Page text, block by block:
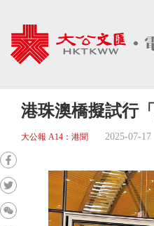
港珠澳橋擬試行
大公報 A14：港聞 2025-07-17